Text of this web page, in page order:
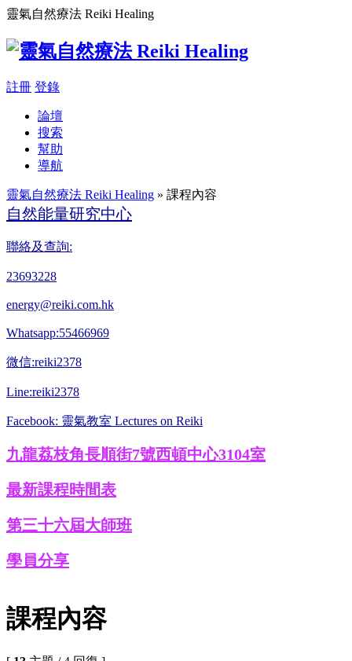
靈氣自然療法 Reiki Healing
註冊 登錄
論壇
搜索
幫助
導航
靈氣自然療法 Reiki Healing » 課程內容
自然能量研究中心
聯絡及查詢:
23693228
energy@reiki.com.hk
Whatsapp:55466969
微信:reiki2378
Line:reiki2378
Facebook: 靈氣教室 Lectures on Reiki
九龍荔枝角長順街7號西頓中心3104室
最新課程時間表
第三十六屆大師班
學員分享
課程內容